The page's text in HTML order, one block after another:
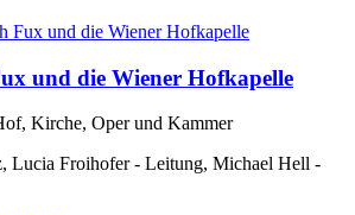
und die Wiener Hofkapelle
Kirche, Oper und Kammer
Lucia Froihofer - Leitung, Michael Hell -